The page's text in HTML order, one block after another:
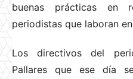
buenas prácticas en
periodistas que laboran
Los directivos del
Pallares que ese día